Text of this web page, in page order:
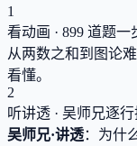
1
看动画 · 899 道题一
从两数之和到图论
看懂。
2
听讲透 · 吴师兄逐
吴师兄·讲透：为什